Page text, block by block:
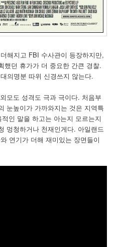
해지고 FBI 수사관이 등장하지만,
했던 휴가가 더 중요한 간큰 경찰.
의명분 따위 신경쓰지 않는다.
모도 성격도 극과 극이다. 처음부
눈높이가 가까와지는 것은 지역특
인 말을 하고는 아는지 모르는지
멍청하거나 천재인게다. 아일랜드
연기가 더해 재미있는 장면들이